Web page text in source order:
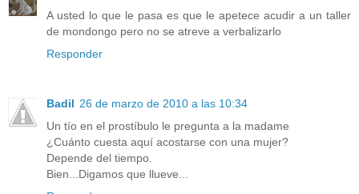
A usted lo que le pasa es que le apetece acudir a un taller
de mondongo pero no se atreve a verbalizarlo
Responder
Badil 26 de marzo de 2010 a las 10:34
Un tío en el prostíbulo le pregunta a la madame
¿Cuánto cuesta aquí acostarse con una mujer?
Depende del tiempo.
Bien...Digamos que llueve...